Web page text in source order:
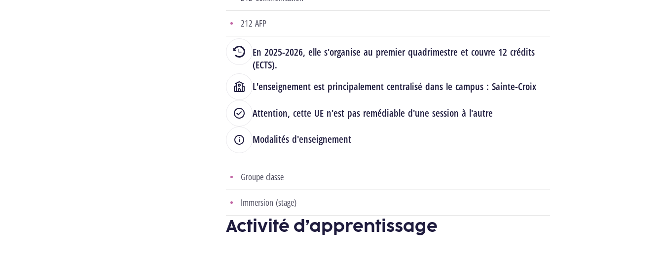
212 AFP
En 2025-2026, elle s'organise au premier quadrimestre et couvre 12 crédits
(ECTS).
L'enseignement est principalement centralisé dans le campus :Sainte-Croix
Attention, cette UE n'est pas remédiable d'une session à l'autre
Modalités d'enseignement
Groupe classe
Immersion (stage)
Activité d’apprentissage